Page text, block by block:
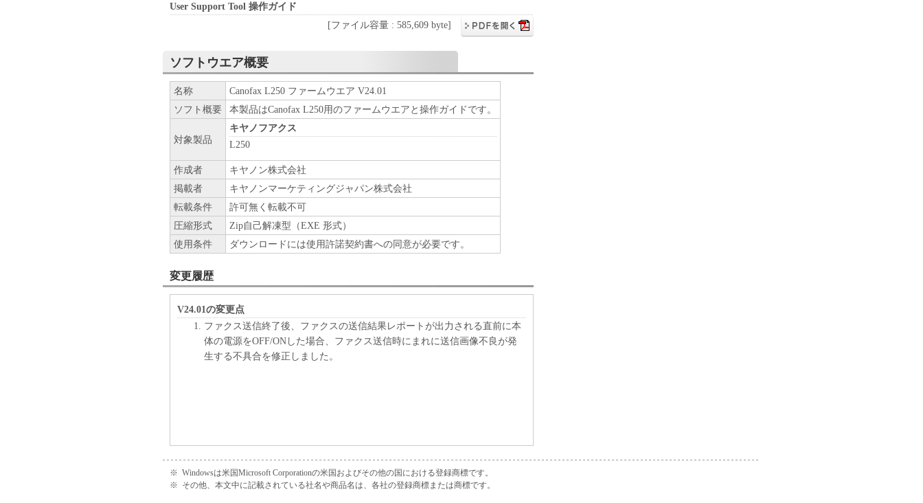
User Support Tool 操作ガイド
[ファイル容量 : 585,609 byte]
ソフトウエア概要
名称
Canofax L250 ファームウエア V24.01
ソフト概要
本製品はCanofax L250用のファームウエアと操作ガイドです。
対象製品
キヤノフアクス
L250
作成者
キヤノン株式会社
掲載者
キヤノンマーケティングジャパン株式会社
転載条件
許可無く転載不可
圧縮形式
Zip自己解凍型（EXE 形式）
使用条件
ダウンロードには使用許諾契約書への同意が必要です。
変更履歴
V24.01の変更点
ファクス送信終了後、ファクスの送信結果レポートが出力される直前に本
体の電源をOFF/ONした場合、ファクス送信時にまれに送信画像不良が発
生する不具合を修正しました。
※ Windowsは米国Microsoft Corporationの米国およびその他の国における登録商標です。
※ その他、本文中に記載されている社名や商品名は、各社の登録商標または商標です。